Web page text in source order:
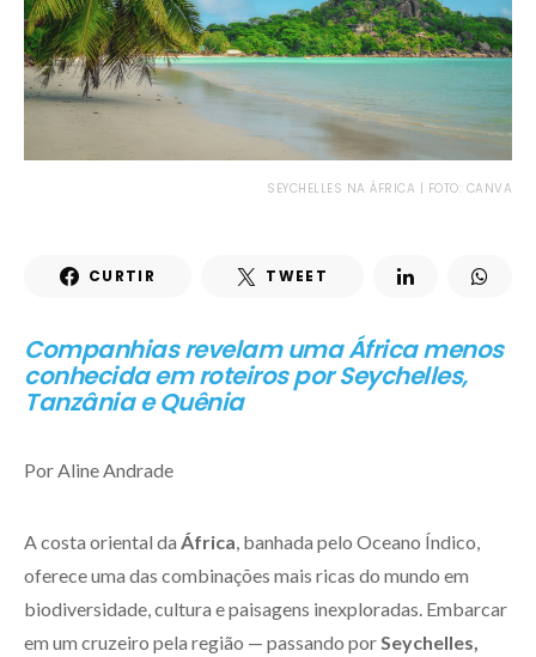
SEYCHELLES NA ÁFRICA | FOTO: CANVA
CURTIR TWEET
Companhias revelam uma África menos
conhecida em roteiros por Seychelles,
Tanzânia e Quênia
Por Aline Andrade
A costa oriental da África , banhada pelo Oceano Índico,
oferece uma das combinações mais ricas do mundo em
biodiversidade, cultura e paisagens inexploradas. Embarcar
em um cruzeiro pela região — passando por Seychelles,